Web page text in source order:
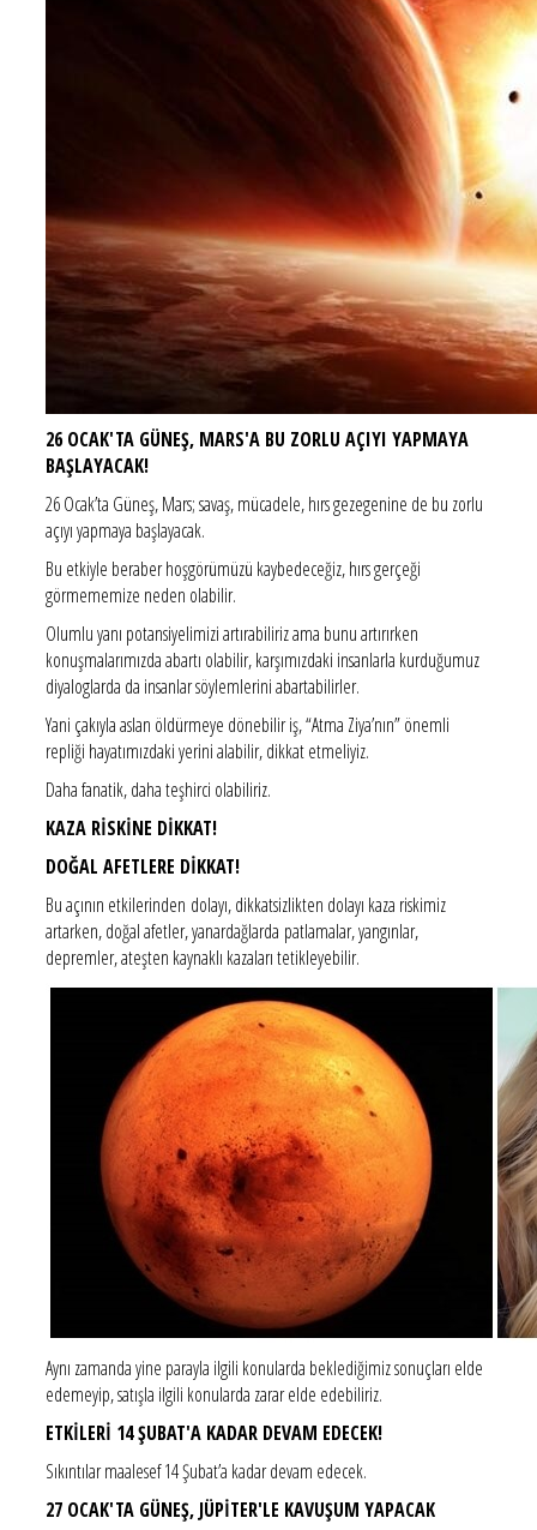
26 OCAK'TA GÜNEŞ, MARS'A BU ZORLU AÇIYI YAPMAYA
BAŞLAYACAK!
26 Ocak’ta Güneş, Mars; savaş, mücadele, hırs gezegenine de bu zorlu
açıyı yapmaya başlayacak.
Bu etkiyle beraber hoşgörümüzü kaybedeceğiz, hırs gerçeği
görmememize neden olabilir.
Olumlu yanı potansiyelimizi artırabiliriz ama bunu artırırken
konuşmalarımızda abartı olabilir, karşımızdaki insanlarla kurduğumuz
diyaloglarda da insanlar söylemlerini abartabilirler.
Yani çakıyla aslan öldürmeye dönebilir iş, “Atma Ziya’nın” önemli
repliği hayatımızdaki yerini alabilir, dikkat etmeliyiz.
Daha fanatik, daha teşhirci olabiliriz.
KAZA RİSKİNE DİKKAT!
DOĞAL AFETLERE DİKKAT!
Bu açının etkilerinden dolayı, dikkatsizlikten dolayı kaza riskimiz
artarken, doğal afetler, yanardağlarda patlamalar, yangınlar,
depremler, ateşten kaynaklı kazaları tetikleyebilir.
Aynı zamanda yine parayla ilgili konularda beklediğimiz sonuçları elde
edemeyip, satışla ilgili konularda zarar elde edebiliriz.
ETKİLERİ 14 ŞUBAT'A KADAR DEVAM EDECEK!
Sıkıntılar maalesef 14 Şubat’a kadar devam edecek.
27 OCAK'TA GÜNEŞ, JÜPİTER'LE KAVUŞUM YAPACAK